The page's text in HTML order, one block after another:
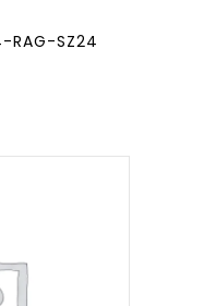
RAG-SZ24